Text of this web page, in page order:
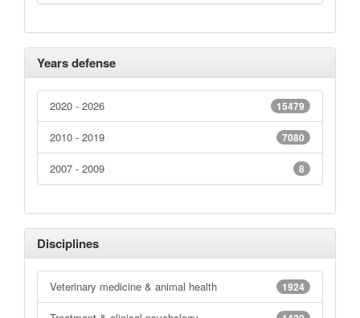
Years defense
15479
2020 - 2026
7080
2010 - 2019
8
2007 - 2009
Disciplines
1924
Veterinary medicine & animal health